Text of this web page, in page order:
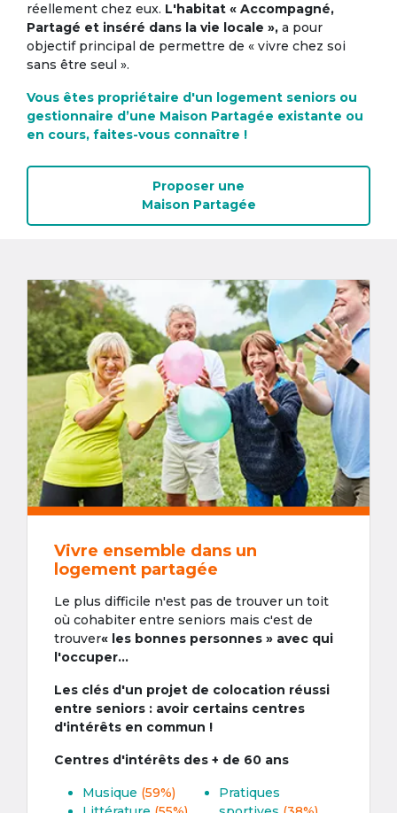
réellement chez eux. L'habitat « Accompagné,
Partagé et inséré dans la vie locale », a pour
objectif principal de permettre de « vivre chez soi
sans être seul ».
Vous êtes propriétaire d'un logement seniors ou
gestionnaire d’une Maison Partagée existante ou
en cours, faites-vous connaître !
Proposer une
Maison Partagée
Vivre ensemble dans un
logement partagée
Le plus difficile n'est pas de trouver un toit
où cohabiter entre seniors mais c'est de
trouver« les bonnes personnes » avec qui
l'occuper...
Les clés d'un projet de colocation réussi
entre seniors : avoir certains centres
d'intérêts en commun !
Centres d'intérêts des + de 60 ans
Musique (59%)
Pratiques